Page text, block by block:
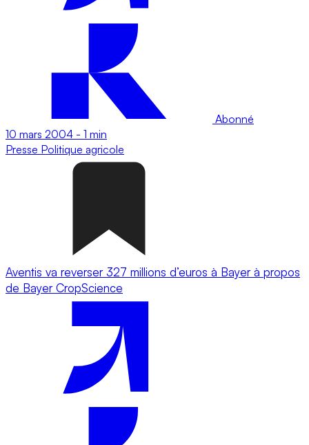
Abonné
10 mars 2004 - 1 min
Presse Politique agricole
Aventis va reverser 327 millions d’euros à Bayer à propos
de Bayer CropScience